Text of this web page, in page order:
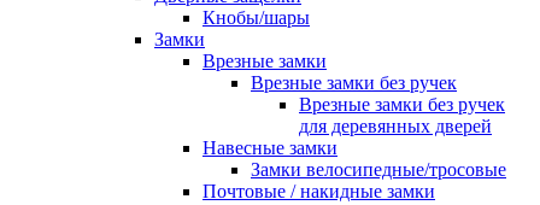
Кнобы/шары
Замки
Врезные замки
Врезные замки без ручек
Врезные замки без ручек
для деревянных дверей
Навесные замки
Замки велосипедные/тросовые
Почтовые / накидные замки